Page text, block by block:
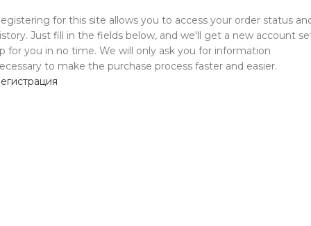
for this site allows you to access your order status
Just fill in the fields below, and we'll get a new account
for you in no time. We will only ask you for information
to make the purchase process faster and easier.